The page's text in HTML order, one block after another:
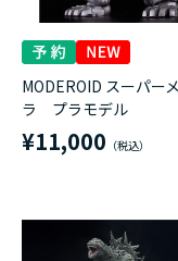
MODEROID スーパー
ラ プラモデル
¥11,000